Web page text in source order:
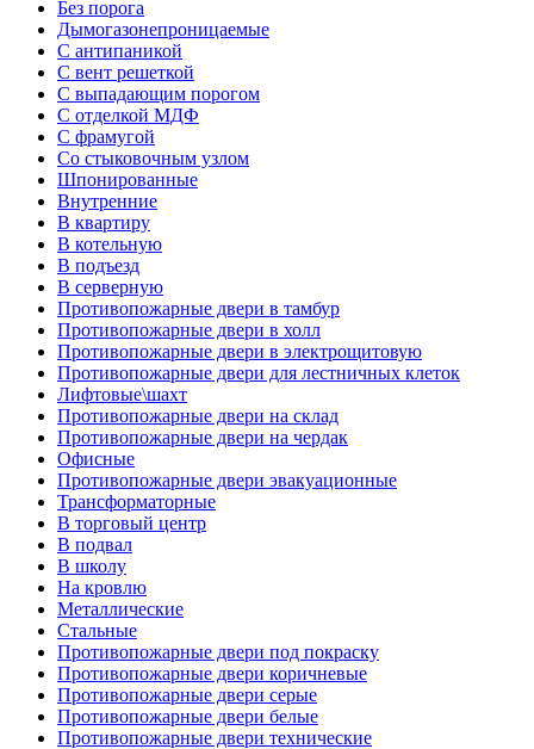
Без порога
Дымогазонепроницаемые
С антипаникой
С вент решеткой
С выпадающим порогом
С отделкой МДФ
С фрамугой
Со стыковочным узлом
Шпонированные
Внутренние
В квартиру
В котельную
В подъезд
В серверную
Противопожарные двери в тамбур
Противопожарные двери в холл
Противопожарные двери в электрощитовую
Противопожарные двери для лестничных клеток
Лифтовые\шахт
Противопожарные двери на склад
Противопожарные двери на чердак
Офисные
Противопожарные двери эвакуационные
Трансформаторные
В торговый центр
В подвал
В школу
На кровлю
Металлические
Стальные
Противопожарные двери под покраску
Противопожарные двери коричневые
Противопожарные двери серые
Противопожарные двери белые
Противопожарные двери технические